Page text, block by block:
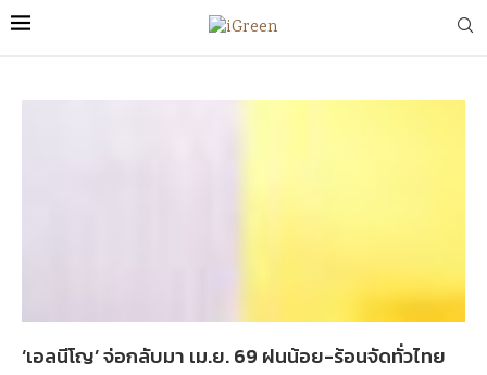
‘เอลนีโญ’ จ่อกลับมา เม.ย. 69 ฝนน้อย-ร้อนจัดทั่วไทย